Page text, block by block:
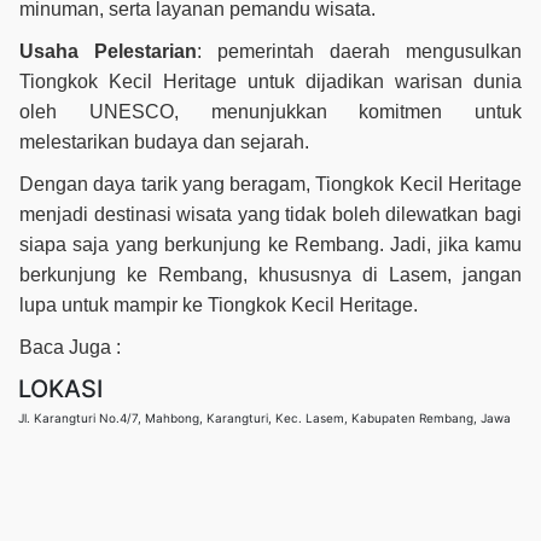
minuman, serta layanan pemandu wisata.
Usaha Pelestarian: pemerintah daerah mengusulkan
Tiongkok Kecil Heritage untuk dijadikan warisan dunia
oleh UNESCO, menunjukkan komitmen untuk
melestarikan budaya dan sejarah.
Dengan daya tarik yang beragam, Tiongkok Kecil Heritage
menjadi destinasi wisata yang tidak boleh dilewatkan bagi
siapa saja yang berkunjung ke Rembang. Jadi, jika kamu
berkunjung ke Rembang, khususnya di Lasem, jangan
lupa untuk mampir ke Tiongkok Kecil Heritage.
Baca Juga :
LOKASI
Jl. Karangturi No.4/7, Mahbong, Karangturi, Kec. Lasem, Kabupaten Rembang, Jawa